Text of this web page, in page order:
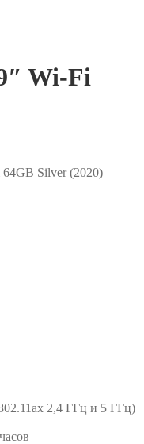
Wi-Fi
Silver (2020)
2,4 ГГц и 5 ГГц)